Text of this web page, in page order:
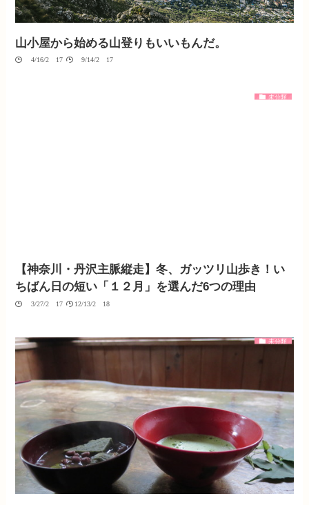
山小屋から始める山登りもいいもんだ。
04/16/2017 09/14/2017
未分類
【神奈川・丹沢主脈縦走】冬、ガッツリ山歩き！い
ちばん日の短い「１２月」を選んだ6つの理由
03/27/2017 12/13/2018
未分類